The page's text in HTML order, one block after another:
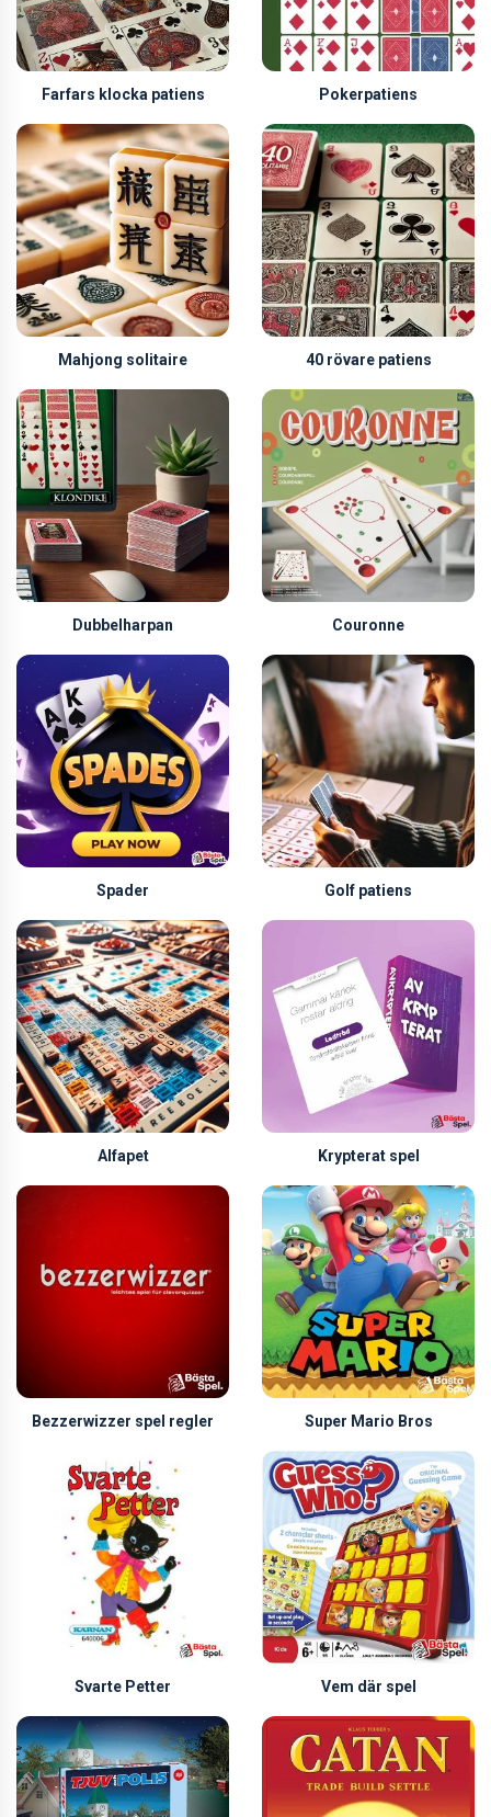
Farfars klocka patiens Pokerpatiens
Mahjong solitaire 40 rövare patiens
Dubbelharpan Couronne
Spader Golf patiens
Alfapet Krypterat spel
Bezzerwizzer spel regler Super Mario Bros
Svarte Petter Vem där spel